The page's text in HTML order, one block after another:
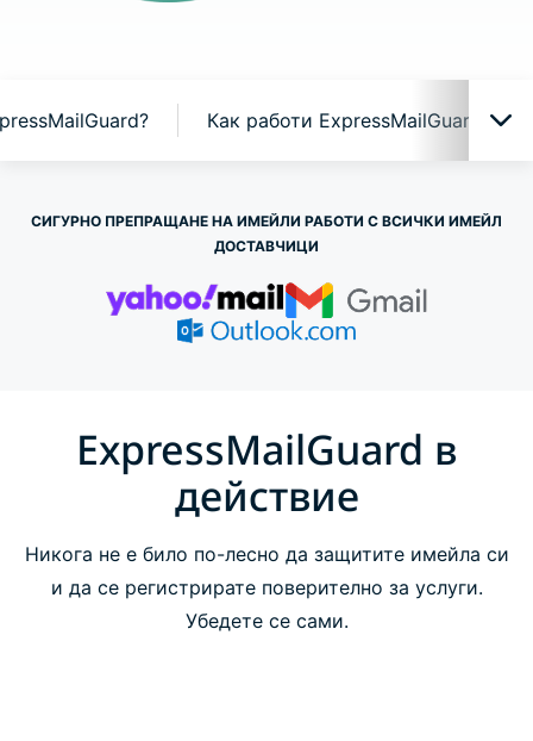
Как работи ExpressMailGuard
ExpressMailGuard в действие
Защо ExpressMailGuard?
Опции на ExpressMailGuard
СИГУРНО ПРЕПРАЩАНЕ НА ИМЕЙЛИ РАБОТИ С ВСИЧКИ ИМЕЙЛ
ДОСТАВЧИЦИ
ExpressMailGuard в
действие
Никога не е било по-лесно да защитите имейла си
и да се регистрирате поверително за услуги.
Убедете се сами.